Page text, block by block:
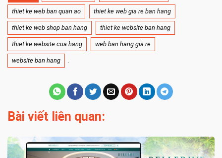
thiet ke web ban quan ao thiet ke web gia re ban hang
thiet ke web shop ban hang thiet ke website ban hang
thiet ke website cua hang web ban hang gia re
website ban hang
Bài viết liên quan: